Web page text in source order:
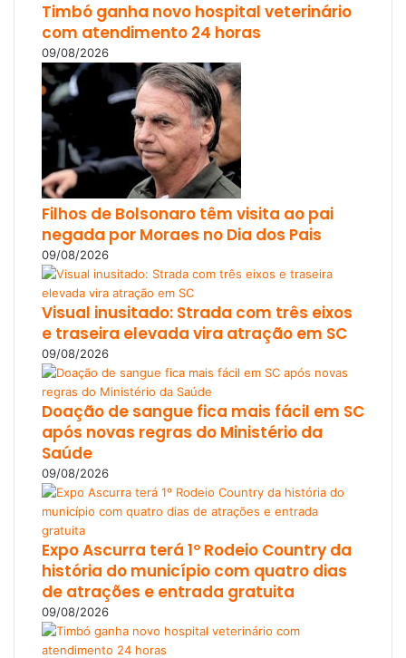
Timbó ganha novo hospital veterinário
com atendimento 24 horas
09/08/2026
Filhos de Bolsonaro têm visita ao pai
negada por Moraes no Dia dos Pais
09/08/2026
Visual inusitado: Strada com três eixos
e traseira elevada vira atração em SC
09/08/2026
Doação de sangue fica mais fácil em SC
após novas regras do Ministério da
Saúde
09/08/2026
Expo Ascurra terá 1º Rodeio Country da
história do município com quatro dias
de atrações e entrada gratuita
09/08/2026